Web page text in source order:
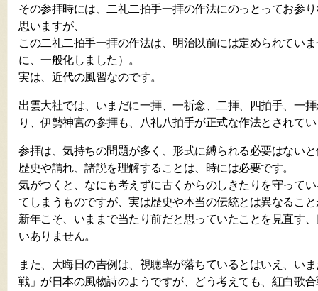
その参拝時には、二礼二拍手一拝の作法にのっとってお参
思いますが、
この二礼二拍手一拝の作法は、明治以前には定められてい
に、一般化しました）。
実は、近代の風習なのです。
出雲大社では、いまだに一拝、一祈念、二拝、四拍手、一
り、伊勢神宮の参拝も、八礼八拍手が正式な作法とされて
参拝は、気持ちの問題が多く、形式に縛られる必要はない
歴史や謂れ、諸説を理解することは、時には必要です。
気がつくと、なにも考えずに古くからのしきたりを守って
てしまうものですが、実は歴史や本当の伝統とは異なるこ
新年こそ、いままで当たり前だと思っていたことを見直す
いありません。
また、大晦日の吉例は、視聴率が落ちているとはいえ、い
戦」が日本の風物詩のようですが、どう考えても、紅白歌